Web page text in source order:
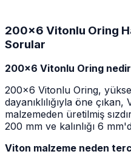
200x6 Vitonlu Oring
Sorular
200x6 Vitonlu Oring
200x6 Vitonlu Oring,
dayanıklılığıyla öne
malzemeden üretilmiş
200 mm ve kalınlığı 6
Viton malzeme neden